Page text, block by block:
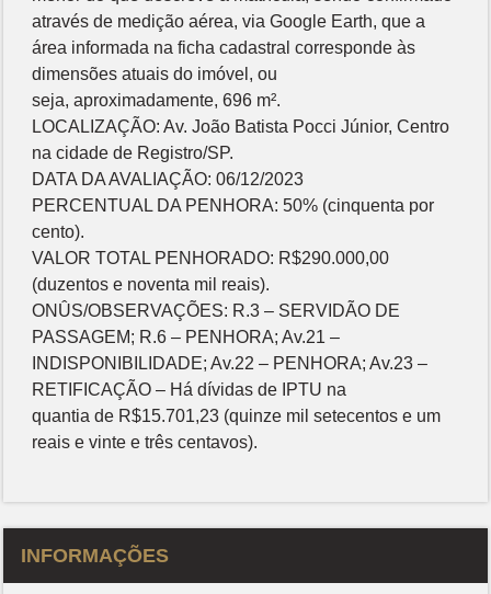
através de medição aérea, via Google Earth, que a
área informada na ficha cadastral corresponde às
dimensões atuais do imóvel, ou
seja, aproximadamente, 696 m².
LOCALIZAÇÃO: Av. João Batista Pocci Júnior, Centro
na cidade de Registro/SP.
DATA DA AVALIAÇÃO: 06/12/2023
PERCENTUAL DA PENHORA: 50% (cinquenta por
cento).
VALOR TOTAL PENHORADO: R$290.000,00
(duzentos e noventa mil reais).
ONÛS/OBSERVAÇÕES: R.3 – SERVIDÃO DE
PASSAGEM; R.6 – PENHORA; Av.21 –
INDISPONIBILIDADE; Av.22 – PENHORA; Av.23 –
RETIFICAÇÃO – Há dívidas de IPTU na
quantia de R$15.701,23 (quinze mil setecentos e um
reais e vinte e três centavos).
INFORMAÇÕES